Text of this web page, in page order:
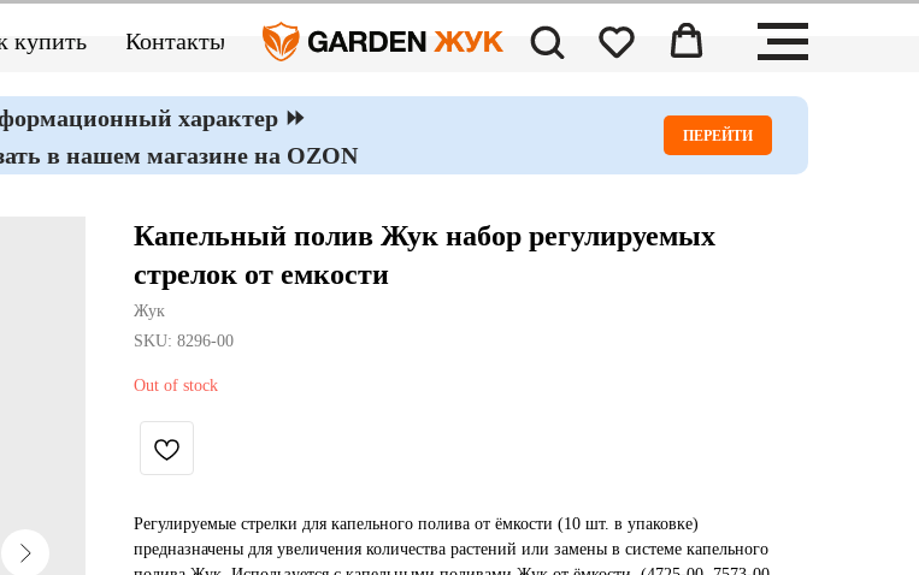
Контакты
купить
характер ⏩
в нашем магазине на OZON
ПЕРЕЙТИ
Капельный полив Жук набор регулируемых
стрелок от емкости
Жук
SKU: 8296-00
Out of stock
Регулируемые стрелки для капельного полива от ёмкости (10 шт. в упаковке)
предназначены для увеличения количества растений или замены в системе капельного